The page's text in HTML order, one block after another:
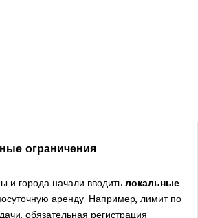
ограничения
и города начали вводить локальные
аренду. Например, лимит по
обязательная регистрация